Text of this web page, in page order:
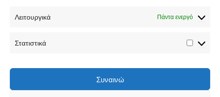
Λειτουργικά Πάντα ενεργό
Στατιστικά
Συναινώ
Αν. Τσόχα 36, Αθήνα, Τ.Κ. 11521